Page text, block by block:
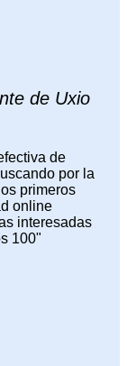
de Uxio
de
por la
primeros
online
interesadas
100"